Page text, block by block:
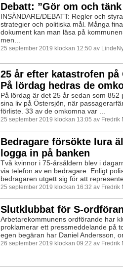
Debatt: ”Gör om och
INSÄNDARE/DEBATT: Regler och
strategier och politiska mål. Många
dokument kan man läsa på
men...
25 september 2019 klockan 12:50 av
25 år efter katastrofen på
På lördag hedras de
På lördag är det 25 år sedan som 852
sina liv på Östersjön, när
förliste. 33 av de omkomna var ...
25 september 2019 klockan 13:05 av Fredrik
Bedragare försökte lura
logga in på banken
Två kvinnor i 75-årsåldern blev i
via telefon av en bedragare. Enligt
bedragaren utgett sig för att
25 september 2019 klockan 16:32 av Fredrik
Slutklubbat för S-
Arbetarekommunens ordförande har
proklamerar ett pressmeddelande på
egen begäran har Daniel Andersson,
26 september 2019 klockan 09:22 av Fredrik